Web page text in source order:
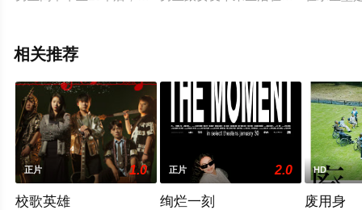
相关推荐
正片 1.0
校歌英雄
正片 2.0
绚烂一刻
HD
废用身